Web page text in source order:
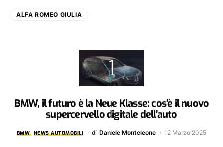
ALFA ROMEO GIULIA
BMW, il futuro è la Neue Klasse: cos’è il nuovo
supercervello digitale dell’auto
BMW NEWS AUTOMOBILI di Daniele Monteleone 12 Marzo 2025